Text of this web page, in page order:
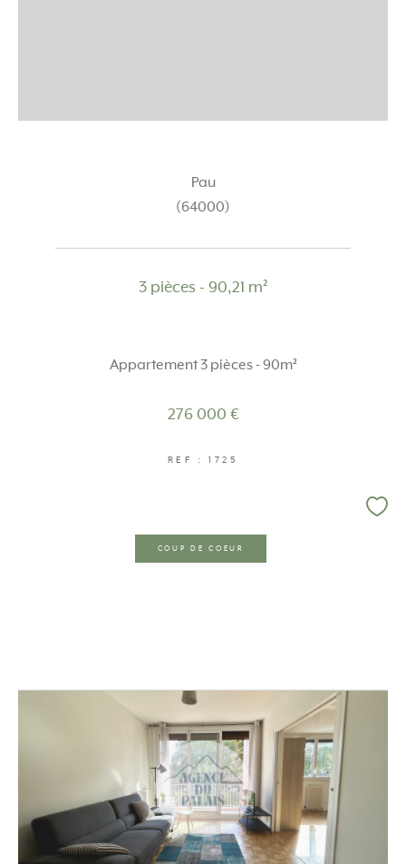
Pau
(64000)
3 pièces - 90,21 m²
Appartement 3 pièces - 90m²
276 000 €
REF : 1725
COUP DE COEUR